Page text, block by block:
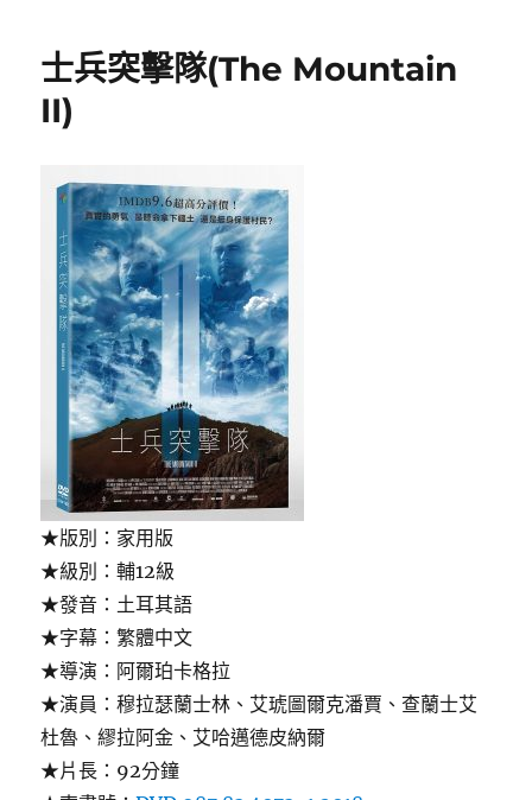
的
士兵突擊隊(The Mountain
II)
★版別：家用版
★級別：輔12級
★發音：土耳其語
★字幕：繁體中文
★導演：阿爾珀卡格拉
★演員：穆拉瑟蘭士林、艾琥圖爾克潘賈、查蘭士艾
杜魯、繆拉阿金、艾哈邁德皮納爾
★片長：92分鐘